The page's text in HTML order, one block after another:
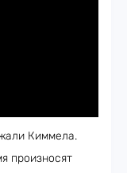
Киммела.
произносят